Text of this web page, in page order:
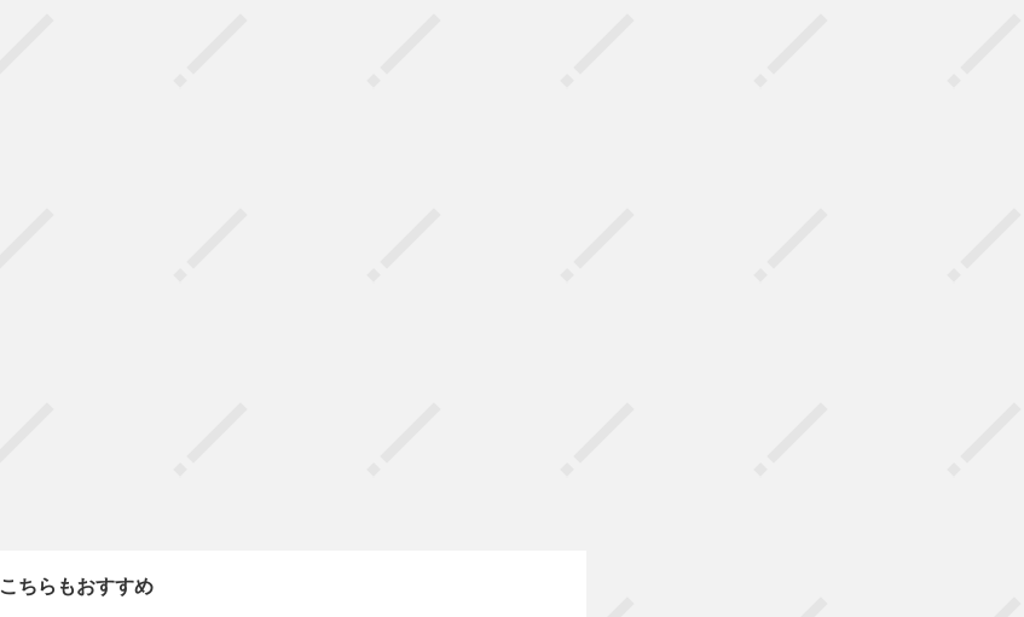
こちらもおすすめ